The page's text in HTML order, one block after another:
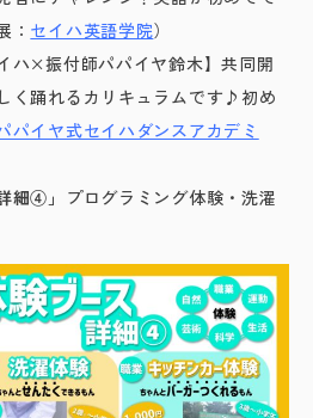
： セイハ英語学院）
ハ×振付師パパイヤ鈴木】共同開
く踊れるカリキュラムです♪初め
パイヤ式セイハダンスアカデミ
細④」 プログラミング体験・洗濯